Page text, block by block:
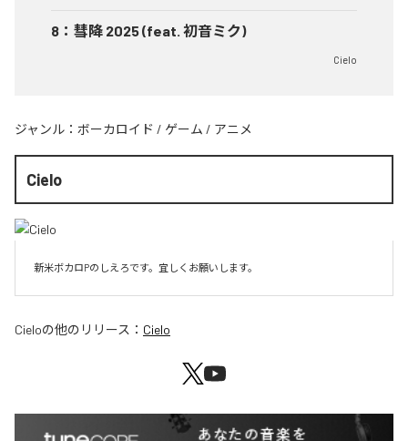
8 ： 彗降 2025 (feat. 初音ミク)
Cielo
ジャンル： ボーカロイド / ゲーム / アニメ
Cielo
新米ボカロPのしえろです。宜しくお願いします。
Cieloの他のリリース： Cielo